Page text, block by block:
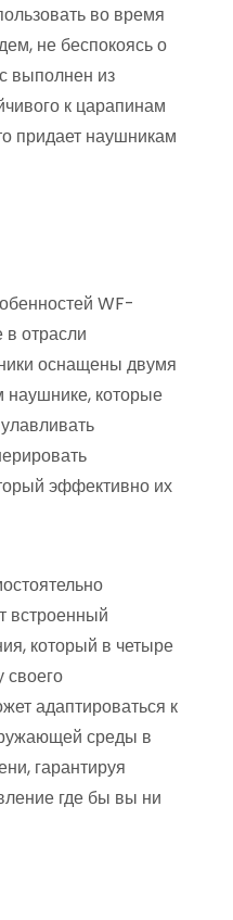
во время
не беспокоясь о
выполнен из
к царапинам
придает наушникам
WF-
отрасли
оснащены двумя
которые
эффективно их
встроенный
который в четыре
своего
адаптироваться к
среды в
гарантируя
где бы вы ни